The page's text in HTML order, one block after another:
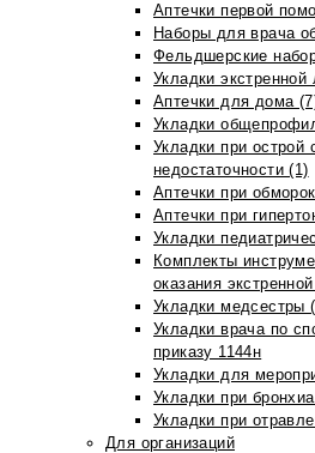
Аптечки первой
Наборы для врача
Фельдшерские
Укладки
Аптечки для дома
Укладки
Укладки при острой
недостаточности (1)
Аптечки при
Аптечки при
Укладки
Комплекты
оказания
Укладки медсестры
Укладки врача по
приказу 1144н
Укладки для
Укладки при
Укладки при
Для организаций